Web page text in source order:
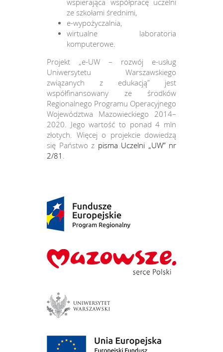
wspierająca współpracę uczelni
ze szkołami średnimi,
e-wypożyczalnia,
wirtualne laboratoria
komputerowe.
Projekt „e-UW – rozwój e-usług
Uniwersytetu Warszawskiego
związanych z edukacją” jest
współfinansowany ze środków
Regionalnego Programu Operacyjnego
Województwa Mazowieckiego 2014–
2020. Jego wartość to ponad 4 mln
złotych. Więcej o projekcie dowiedzą
się Państwo z pisma Uczelni „UW” nr
2/81